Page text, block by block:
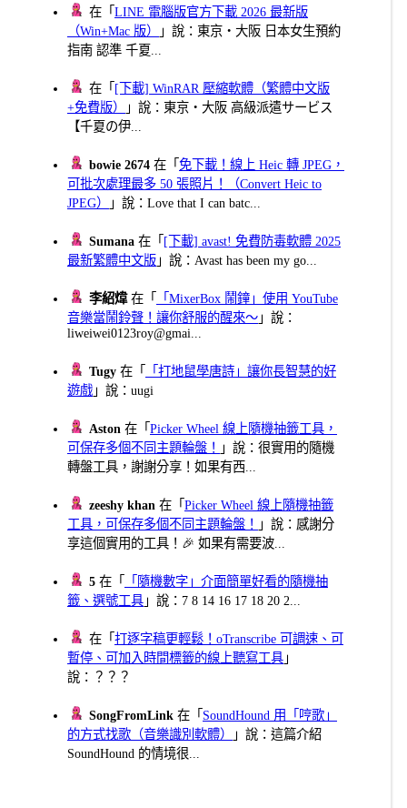
在「LINE 電腦版官方下載 2026 最新版
（Win+Mac 版）
」說：東京・大阪 日本女生預約
指南 認準 千夏...
在「 [下載] WinRAR 壓縮軟體（繁體中文版
+免費版）
」說：東京・大阪 高級派遣サービス
【千夏の伊...
bowie 2674 在「免下載！線上 Heic 轉 JPEG，
可批次處理最多 50 張照片！（Convert Heic to
JPEG）
」說：Love that I can batc...
Sumana 在「 [下載] avast! 免費防毒軟體 2025
最新繁體中文版 」說：Avast has been my go...
李紹煒在「
「MixerBox 鬧鐘」使用 YouTube
音樂當鬧鈴聲！讓你舒服的醒來～ 」說：
liweiwei0123roy@gmai...
Tugy 在「
「打地鼠學唐詩」讓你長智慧的好
遊戲 」說：uugi
Aston 在「Picker Wheel 線上隨機抽籤工具，
可保存多個不同主題輪盤！
」說：很實用的隨機
轉盤工具，謝謝分享！如果有西...
zeeshy khan 在「Picker Wheel 線上隨機抽籤
工具，可保存多個不同主題輪盤！
」說：感謝分
享這個實用的工具！🎉 如果有需要波...
5 在「
「隨機數字」介面簡單好看的隨機抽
籤、選號工具 」說：7 8 14 16 17 18 20 2...
在「打逐字稿更輕鬆！oTranscribe 可調速、可
暫停、可加入時間標籤的線上聽寫工具 」
說：？？？
SongFromLink 在「 SoundHound 用「哼歌」
的方式找歌（音樂識別軟體）
」說：這篇介紹
SoundHound 的情境很...